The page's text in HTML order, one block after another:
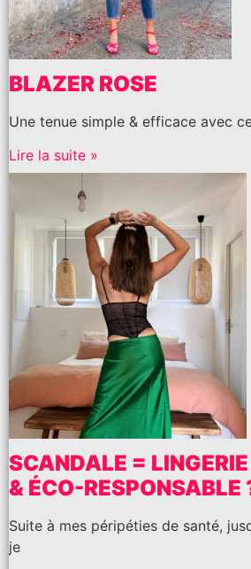
BLAZER ROSE
Une tenue simple & efficace avec
Lire la suite »
SCANDALE =
& ÉCO-RESPONSABLE
Suite à mes péripéties de santé,
je